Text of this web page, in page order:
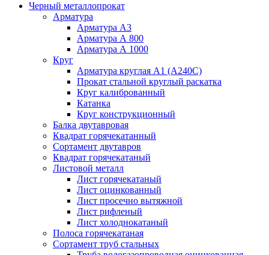
Черный металлопрокат
Арматура
Арматура А3
Арматура А 800
Арматура А 1000
Круг
Арматура круглая А1 (А240C)
Прокат стальной круглый раскатка
Круг калиброванный
Катанка
Круг конструкционный
Балка двутавровая
Квадрат горячекатанный
Сортамент двутавров
Квадрат горячекатаный
Листовой металл
Лист горячекатаный
Лист оцинкованный
Лист просечно вытяжной
Лист рифленый
Лист холоднокатаный
Полоса горячекатаная
Сортамент труб стальных